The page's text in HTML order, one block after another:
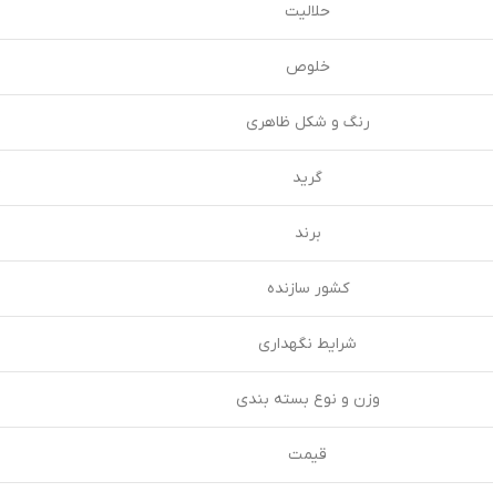
حلالیت
خلوص
رنگ و شکل ظاهری
گرید
برند
کشور سازنده
شرایط نگهداری
وزن و نوع بسته بندی
قیمت